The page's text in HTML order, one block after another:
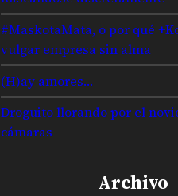
#MaskotaMata, o por qué
vulgar empresa sin alma
(H)ay amores…
Droguito llorando por el
cámaras
Archivo